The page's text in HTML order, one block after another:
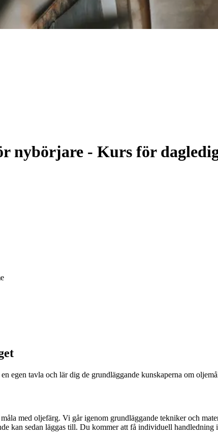
nybörjare - Kurs för
egen tavla och lär dig de grundläggande kunskaperna om
med oljefärg. Vi går igenom grundläggande tekniker och
kan sedan läggas till. Du kommer att få individuell